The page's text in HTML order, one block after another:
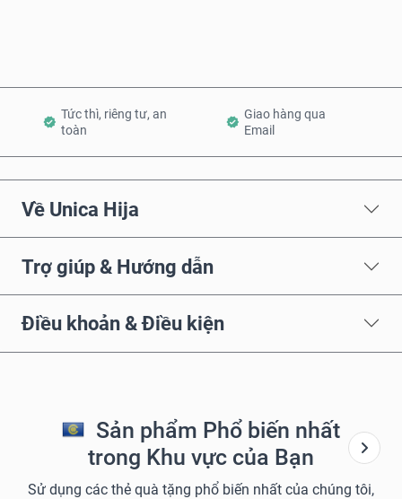
Tức thì, riêng tư, an
toàn
Giao hàng qua
Email
Về Unica Hija
Trợ giúp & Hướng dẫn
Điều khoản & Điều kiện
Sản phẩm Phổ biến nhất
trong Khu vực của Bạn
Sử dụng các thẻ quà tặng phổ biến nhất của chúng tôi,